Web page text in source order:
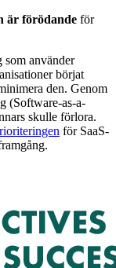
är förödande för
som använder
börjat
den. Genom
(Software-as-a-
skulle förlora.
för SaaS-